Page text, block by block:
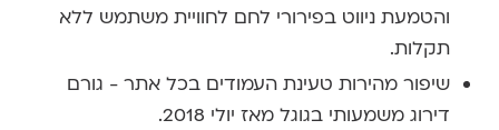
והטמעת ניווט בפירורי לחם לחוויית משתמש ללא
תקלות.
שיפור מהירות טעינת העמודים בכל אתר - גורם
דירוג משמעותי בגוגל מאז יולי 2018.